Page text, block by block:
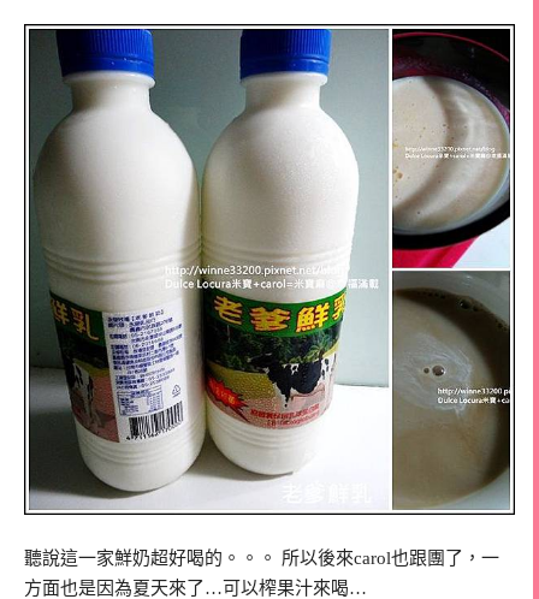
聽說這一家鮮奶超好喝的。。。 所以後來carol也跟團了，一
方面也是因為夏天來了…可以榨果汁來喝…